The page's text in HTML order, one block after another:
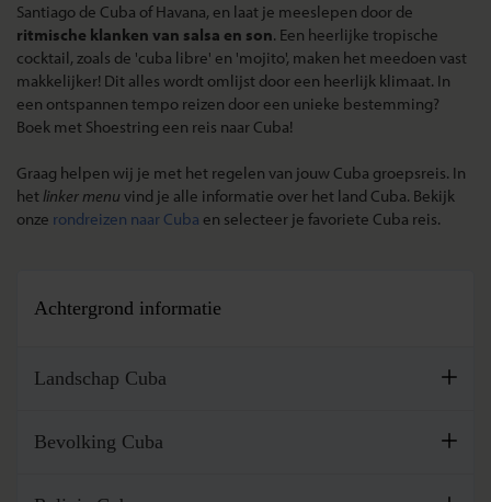
Santiago de Cuba of Havana, en laat je meeslepen door de
ritmische klanken van salsa en son. Een heerlijke tropische
cocktail, zoals de 'cuba libre' en 'mojito', maken het meedoen vast
makkelijker! Dit alles wordt omlijst door een heerlijk klimaat. In
een ontspannen tempo reizen door een unieke bestemming?
Boek met Shoestring een reis naar Cuba!
Graag helpen wij je met het regelen van jouw Cuba groepsreis. In
het linker menu vind je alle informatie over het land Cuba. Bekijk
onze rondreizen naar Cuba en selecteer je favoriete Cuba reis.
Achtergrond informatie
Landschap Cuba
Atlantische Oceaan, met Jamaica in het zuiden, Mexico in het
Bevolking Cuba